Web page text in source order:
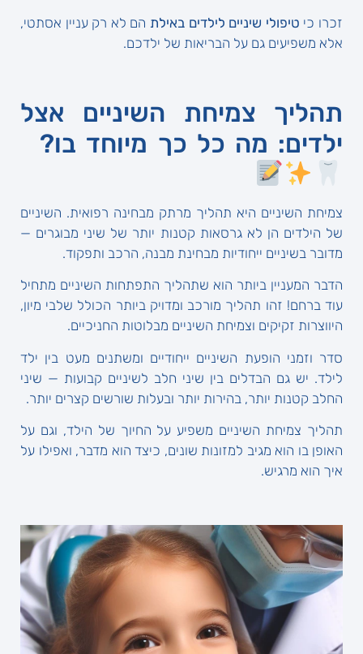
זכרו כי טיפולי שיניים לילדים באילת הם לא רק עניין אסתטי,
אלא משפיעים גם על הבריאות של ילדכם.
תהליך צמיחת השיניים אצל
ילדים: מה כל כך מיוחד בו?
צמיחת השיניים היא תהליך מרתק מבחינה רפואית. השיניים
של הילדים הן לא גרסאות קטנות יותר של שיני מבוגרים —
מדובר בשיניים ייחודיות מבחינת מבנה, הרכב ותפקוד.
הדבר המעניין ביותר הוא שתהליך התפתחות השיניים מתחיל
עוד ברחם! זהו תהליך מורכב ומדויק ביותר הכולל שלבי מיון,
היווצרות זקיקים וצמיחת השיניים מבלוטות החניכיים.
סדר וזמני הופעת השיניים ייחודיים ומשתנים מעט בין ילד
לילד. יש גם הבדלים בין שיני חלב לשיניים קבועות — שיני
החלב קטנות יותר, בהירות יותר ובעלות שורשים קצרים יותר.
תהליך צמיחת השיניים משפיע על החיוך של הילד, וגם על
האופן בו הוא מגיב למזונות שונים, כיצד הוא מדבר, ואפילו על
איך הוא מרגיש.